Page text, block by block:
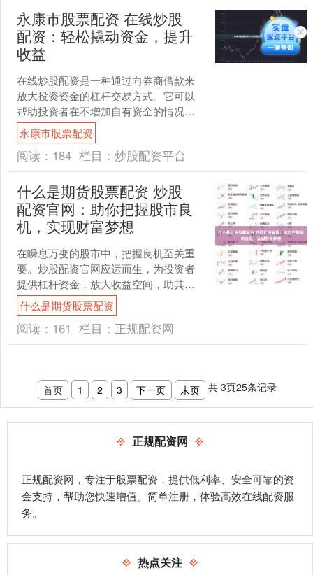
永康市股票配资 在线炒股
配资：轻松撬动资金，提升
收益
在线炒股配资是一种通过向券商借款来
放大投资资金的杠杆交易方式。它可以
帮助投资者在不增加自有资金的情况
下，撬动更多资金，从而提升潜在收
益。 配资不仅可以放大收益，....
永康市股票配资
阅读： 184 栏目： 炒股配资平台
什么是期货股票配资 炒股
配资官网：助你把握股市良
机，实现财富梦想
在瞬息万变的股市中，把握良机至关重
要。炒股配资官网应运而生，为投资者
提供杠杆资金，放大收益空间，助其实
现财富梦想。 * **安全可靠：**拥有正规
资质，资金托管....
什么是期货股票配资
阅读： 161 栏目： 正规配资网
首页 1 2 3 下一页 末页 共 3页25条记录
正规配资网
正规配资网，专注于股票配资，提供低利率、安全可靠的资
金支持，帮助您快速增值。简单注册，体验高效在线配资服
务。
热点关注